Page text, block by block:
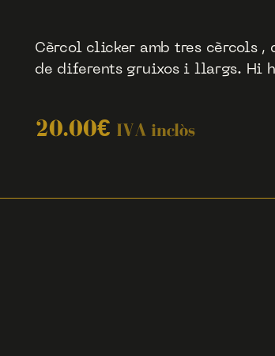
Cèrcol clicker amb tres cèrcols ,
de diferents gruixos i llargs. Hi
20.00€ IVA inclòs